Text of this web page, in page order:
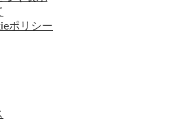
ポリシー